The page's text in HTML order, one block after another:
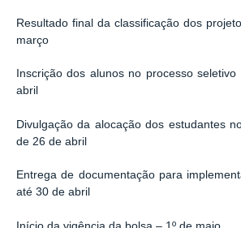
Resultado final da classificação dos
março
Inscrição dos alunos no processo
abril
Divulgação da alocação dos estudantes
de 26 de abril
Entrega de documentação para
até 30 de abril